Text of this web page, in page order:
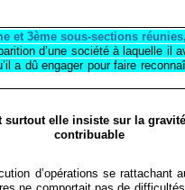
et 3ème sous-sections
d’une société à laquelle
a dû engager pour faire
elle insiste sur la
contribuable
d’opérations se